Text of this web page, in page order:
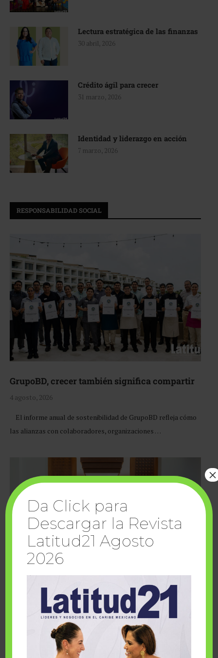
Lectura estratégica de las finanzas
30 abril, 2026
Crédito ágil para crecer
31 marzo, 2026
Identidad y liderazgo en acción
7 marzo, 2026
RESPONSABILIDAD SOCIAL
GrupoBD, crecer también significa compartir
4 agosto, 2026
El informe anual de sostenibilidad de GrupoBD refleja cómo
las alianzas con colaboradores, organizaciones …
Cuando la solidaridad inspira; cumplen
sueños Fairmont Mayakoba y Make-A-Wish
Da Click para
Descargar la Revista
Latitud21 Agosto
2026
×